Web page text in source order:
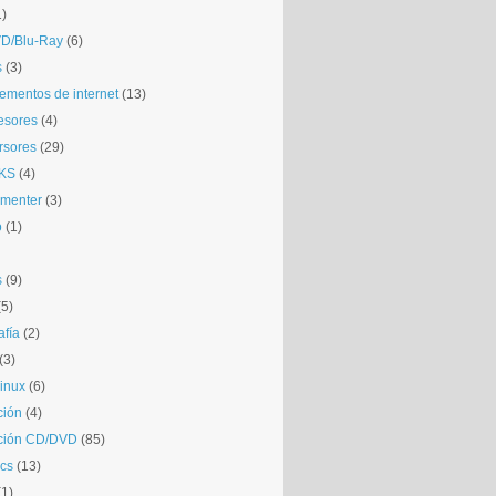
Blu-Ray (6)
(3)
de internet (13)
(4)
(29)
(4)
(3)
(1)
(9)
(2)
(3)
(6)
(4)
CD/DVD (85)
(13)